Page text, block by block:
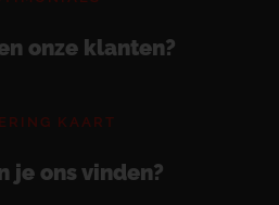
onze klanten?
KAART
je ons vinden?